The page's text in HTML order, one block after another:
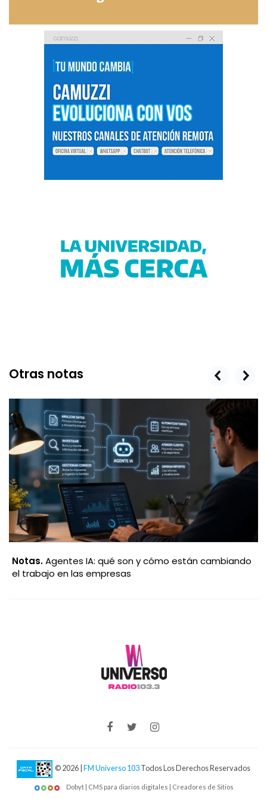
Otras notas
Notas.Agentes IA: qué son y cómo están cambiando
el trabajo en las empresas
prev next
© 2026 | FM Universo 103Todos Los Derechos Reservados
Dobyt | CMS para diarios digitales | Creadores de Sitios